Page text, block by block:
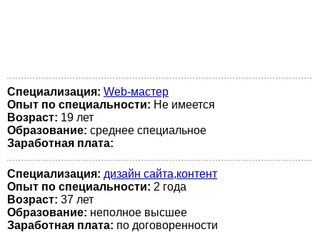
Специализация: Web-мастер
Опыт по специальности: Не имеется
Возраст: 19 лет
Образование: среднее специальное
Заработная плата:
Специализация: дизайн сайта,контент
Опыт по специальности: 2 года
Возраст: 37 лет
Образование: неполное высшее
Заработная плата: по договоренности